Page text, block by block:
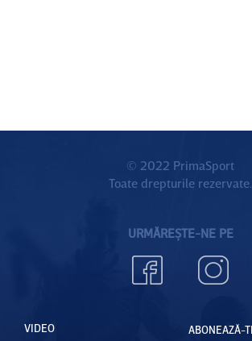
© 2022 PrimaSport
Toate drepturile rezervate.
URMĂREȘTE-NE PE
VIDEO
ABONEAZĂ-